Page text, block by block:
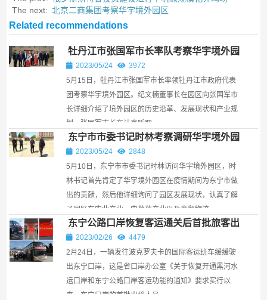
The next: 北京二商集团考察华宇境外园区
Related recommendations
牡丹江市张国军市长率队考察华宇境外园
区￼2023/05/24
3972
5月15日，牡丹江市张国军市长率领牡丹江市政府代表
团考察华宇境外园区。纪文楠董事长在园区向张国军市
长详细介绍了境外园区的历史沿革、发展现状和产业规
划。张国军市长在认真听取...
东宁市市委书记时林考察调研华宇境外园
区￼2023/05/24
2848
5月10日，东宁市市委书记时林访问华宇境外园区，时
林书记首先肯定了华宇境外园区在疫情期间为东宁市做
出的贡献，然后他详细询问了园区发展现状，认真了解
了园区在农业产业、中草药产业以及商贸物流...
东宁公路口岸恢复客运通关后首批旅客出
境通关
2023/02/26
4479
2月24日，一辆发往波克罗夫卡的国际客运班车缓缓驶
出东宁口岸，这是省口岸办公室《关于恢复开通黑河水
运口岸和东宁公路口岸客运功能的通知》要求实行以
来，东宁口岸的首批出境人员，...